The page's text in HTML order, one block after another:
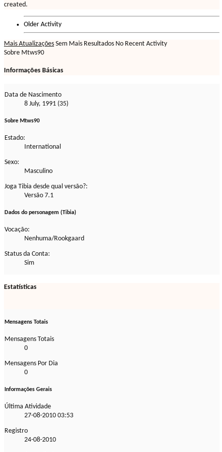
created.
Older Activity
Mais Atualizações Sem Mais Resultados No Recent Activity
Sobre Mtws90
Informações Básicas
Data de Nascimento
8 July, 1991 (35)
Sobre Mtws90
Estado:
International
Sexo:
Masculino
Joga Tibia desde qual versão?:
Versão 7.1
Dados do personagem (Tibia)
Vocação:
Nenhuma/Rookgaard
Status da Conta:
Sim
Estatísticas
Mensagens Totais
Mensagens Totais
0
Mensagens Por Dia
0
Informações Gerais
Última Atividade
27-08-2010 03:53
Registro
24-08-2010